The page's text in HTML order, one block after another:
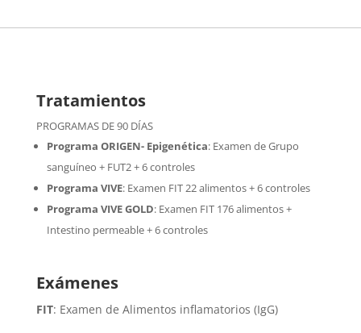
Tratamientos
PROGRAMAS DE 90 DÍAS
Programa ORIGEN- Epigenética:Examen de Grupo
sanguíneo + FUT2 + 6 controles
Programa VIVE: Examen FIT 22 alimentos + 6 controles
Programa VIVE GOLD: Examen FIT 176 alimentos +
Intestino permeable + 6 controles
Exámenes
FIT: Examen de Alimentos inflamatorios (IgG)